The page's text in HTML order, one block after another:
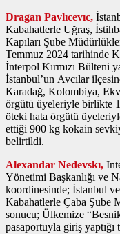
Dragan Pavlıcevıc,
Kabahatlerle Uğraş,
Kapıları Şube
Temmuz 2024 tarihinde
İnterpol Kırmızı Bülteni
İstanbul’un Avcılar
Karadağ, Kolombiya,
örgütü üyeleriyle birlikte
öteki hata örgütü
ettiği 900 kg kokain
belirtildi.
Alexandar Nedevskı,
Yönetimi Başkanlığı ve
koordinesinde; İstanbul
Kabahatlerle Çaba Şube
sonucu; Ülkemize
pasaportuyla giriş